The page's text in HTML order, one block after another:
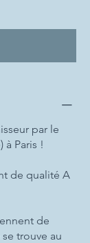
par le
à Paris !
de qualité A
de
trouve au